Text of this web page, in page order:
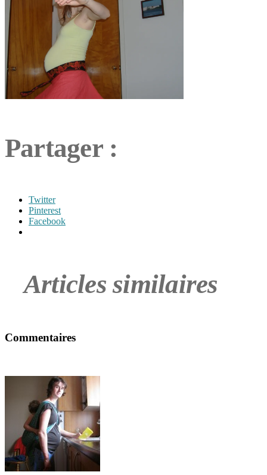
Partager :
Twitter
Pinterest
Facebook
Articles similaires
Commentaires
Étiquettes
cadeaux,
différence
égalité,
enfant,
famille,
féminisme ,
féministe
histoire